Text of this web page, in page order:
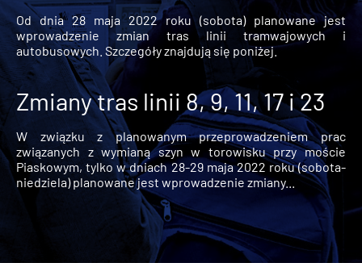
Od dnia 28 maja 2022 roku (sobota) planowane jest
wprowadzenie zmian tras linii tramwajowych i
autobusowych. Szczegóły znajdują się poniżej.
Zmiany tras linii 8, 9, 11, 17 i 23
W związku z planowanym przeprowadzeniem prac
związanych z wymianą szyn w torowisku przy moście
Piaskowym, tylko w dniach 28-29 maja 2022 roku (sobota-
niedziela) planowane jest wprowadzenie zmiany...